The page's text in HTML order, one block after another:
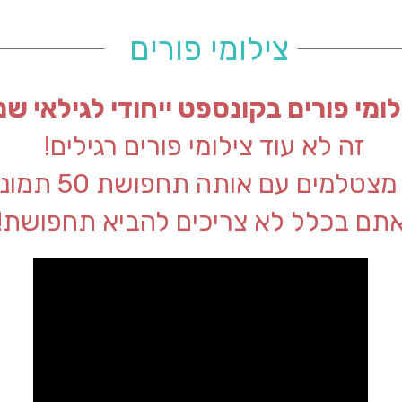
צילומי פורים
פורים בקונספט ייחודי לגילאי
זה לא עוד צילומי פורים רגילים!
עם אותה תחפושת 50 תמונות!
בכלל לא צריכים להביא